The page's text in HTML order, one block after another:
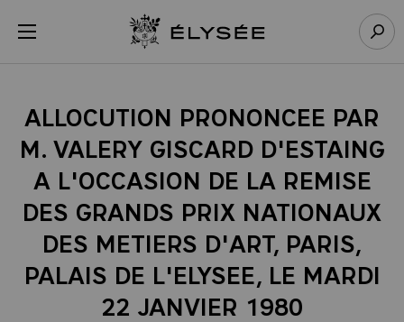
menu Retour à l’accueil Élysée
ALLOCUTION PRONONCEE PAR
M. VALERY GISCARD D'ESTAING
A L'OCCASION DE LA REMISE
DES GRANDS PRIX NATIONAUX
DES METIERS D'ART, PARIS,
PALAIS DE L'ELYSEE, LE MARDI
22 JANVIER 1980
Panneau de gestion des cookies